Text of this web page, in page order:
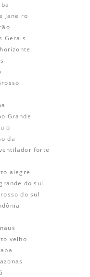
Janeiro
Gerais
Grande
forte
alegre
do sul
do sul
velho